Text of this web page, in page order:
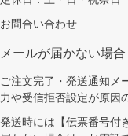
お問合い合わせ
メールが届かない場合
ご注文完了・発送通知メ
力や受信拒否設定が原因
発送時には【伝票番号付